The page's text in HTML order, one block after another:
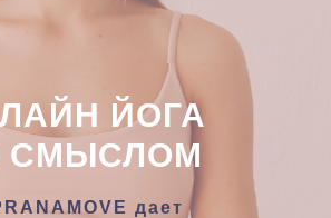
ЙОГА
СМЫСЛОМ
дает